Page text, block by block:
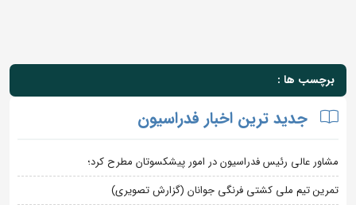
برچسب ها :
جدید ترین اخبار فدراسیون
مشاور عالی رئیس فدراسیون در امور پیشکسوتان مطرح کرد؛
تمرین تیم ملی کشتی فرنگی جوانان (گزارش تصویری)